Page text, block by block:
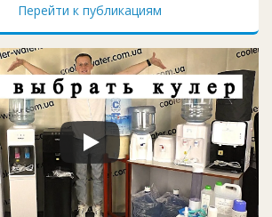
дезинфекция кулера для воды
не работает, не греет и не
верхней крышки кулера
Перейти к публикациям